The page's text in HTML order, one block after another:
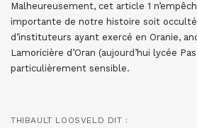
Malheureusement, cet article 1
importante de notre histoire soit
d’instituteurs ayant exercé en Oranie,
Lamoricière d’Oran (aujourd’hui lycée
particulièrement sensible.
THIBAULT LOOSVELD DIT :